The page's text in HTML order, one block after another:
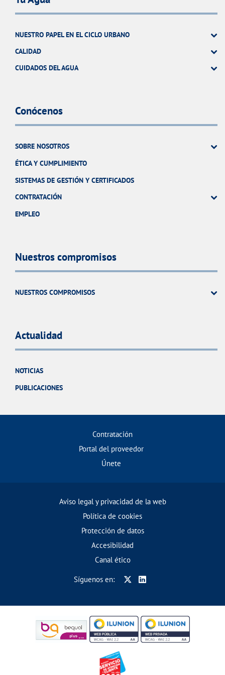
NUESTRO PAPEL EN EL CICLO URBANO
CALIDAD
CUIDADOS DEL AGUA
Conócenos
SOBRE NOSOTROS
ÉTICA Y CUMPLIMIENTO
SISTEMAS DE GESTIÓN Y CERTIFICADOS
CONTRATACIÓN
EMPLEO
Nuestros compromisos
NUESTROS COMPROMISOS
Actualidad
NOTICIAS
PUBLICACIONES
Contratación
Portal del proveedor
Únete
Aviso legal y privacidad de la web
Política de cookies
Protección de datos
Accesibilidad
Canal ético
Síguenos en: